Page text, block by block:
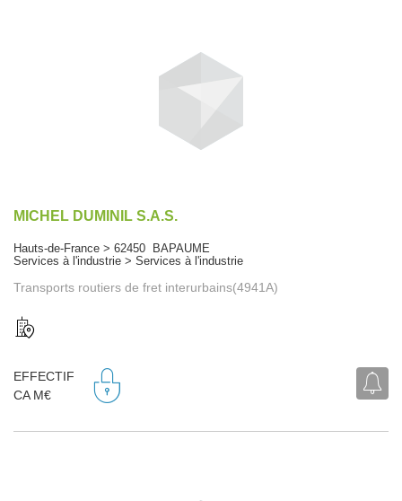
MICHEL DUMINIL S.A.S.
Hauts-de-France > 62450 BAPAUME
Services à l'industrie > Services à l'industrie
Transports routiers de fret interurbains(4941A)
EFFECTIF
CA M€